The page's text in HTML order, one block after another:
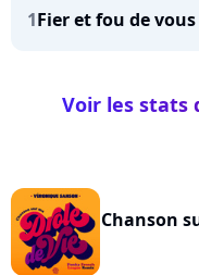
1Fier et fou de vous
Voir les stats
Chanson